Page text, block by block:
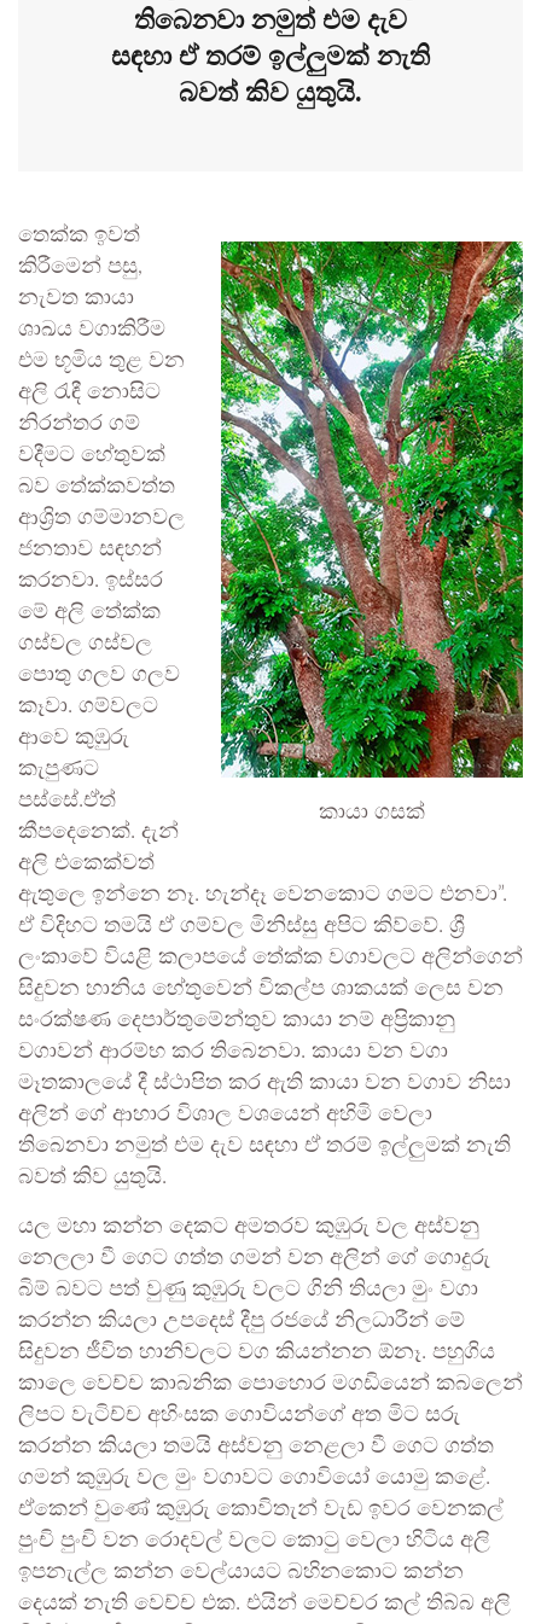
තිබෙනවා නමුත් එම දැව
සඳහා ඒ තරම් ඉල්ලුමක් නැති
බවත් කිව යුතුයි.
කායා ගසක්
තෙක්ක ඉවත්
කිරීමෙන් පසු,
නැවත කායා
ශාඛය වගාකිරීම
එම භූමිය තුළ වන
අලි රැඳී නොසිට
නිරන්තර ගම්
වදීමට හේතුවක්
බව තේක්කවත්ත
ආශ්‍රිත ගම්මානවල
ජනතාව සඳහන්
කරනවා. ඉස්සර
මේ අලි තේක්ක
ගස්වල ගස්වල
පොතු ගලව ගලව
කෑවා. ගම්වලට
ආවෙ කුඹුරු
කැපුණට
පස්සේ.ඒත්
කීපදෙනෙක්. දැන්
අලි එකෙක්වත්
ඇතුලෙ ඉන්නෙ නෑ. හැන්දෑ වෙනකොට ගමට එනවා”.
ඒ විදිහට තමයි ඒ ගම්වල මිනිස්සු අපිට කිව්වේ. ශ්‍රී
ලංකාවේ වියළි කලාපයේ තේක්ක වගාවලට අලින්ගෙන්
සිදුවන හානිය හේතුවෙන් විකල්ප ශාකයක් ලෙස වන
සංරක්ෂණ දෙපාර්තුමේන්තුව කායා නම් අප්‍රිකානු
වගාවන් ආරම්භ කර තිබෙනවා. කායා වන වගා
මෑතකාලයේ දී ස්ථාපිත කර ඇති කායා වන වගාව නිසා
අලින් ගේ ආහාර විශාල වශයෙන් අහිමි වෙලා
තිබෙනවා නමුත් එම දැව සඳහා ඒ තරම් ඉල්ලුමක් නැති
බවත් කිව යුතුයි.
යල මහා කන්න දෙකට අමතරව කුඹුරු වල අස්වනු
නෙලලා වී ගෙට ගත්ත ගමන් වන අලින් ගේ ගොදුරු
බිම් බවට පත් වුණු කුඹුරු වලට ගිනි තියලා මුං වගා
කරන්න කියලා උපදෙස් දීපු රජයේ නිලධාරීන් මේ
සිදුවන ජීවිත හානිවලට වග කියන්නන ඕනෑ. පහුගිය
කාලෙ වෙච්ච කාබනික පොහොර මගඩියෙන් කබලෙන්
ලිපට වැටිච්ච අහිංසක ගොවියන්ගේ අත මිට සරු
කරන්න කියලා තමයි අස්වනු නෙළලා වී ගෙට ගත්ත
ගමන් කුඹුරු වල මුං වගාවට ගොවියෝ යොමු කළේ.
ඒකෙන් වුණේ කුඹුරු කොවිතැන් වැඩ ඉවර වෙනකල්
පුංචි පුංචි වන රොදවල් වලට කොටු වෙලා හිටිය අලි
ඉපනැල්ල කන්න වෙල්යායට බහිනකොට කන්න
දෙයක් නැති වෙච්ච එක. එයින් මෙච්චර කල් තිබ්බ අලි